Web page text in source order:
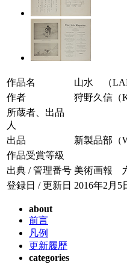
作品名
山水 （
作者
狩野久信（
所蔵者、出品
人
出品
新製品部（
作品受賞等級
出典 / 管理番号 美術画報
登録日 / 更新日 2016年2月5
about
前言
凡例
更新履歴
categories